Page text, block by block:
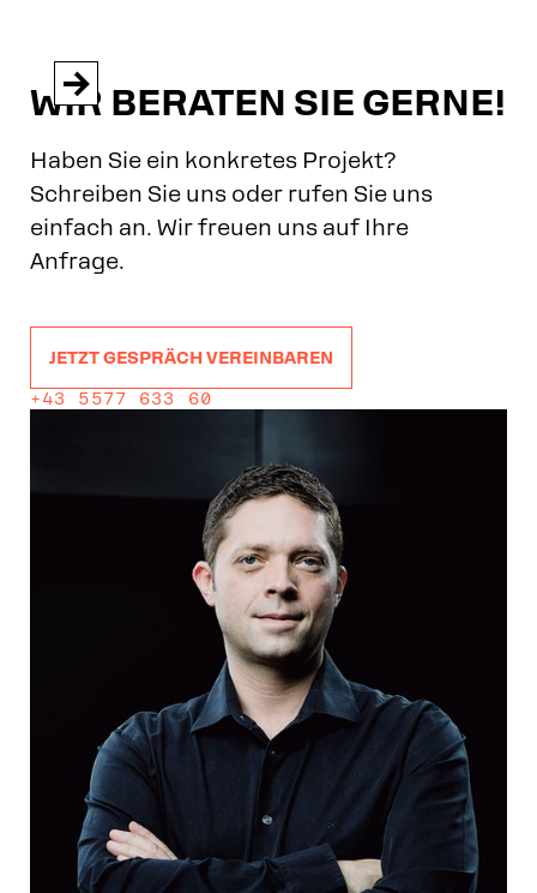


WIR BERATEN SIE GERNE!
Haben Sie ein konkretes Projekt?
Schreiben Sie uns oder rufen Sie uns
einfach an. Wir freuen uns auf Ihre
Anfrage.
JETZT GESPRÄCH VEREINBAREN
+43 5577 633 60